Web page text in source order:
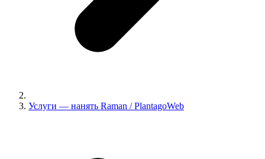
Услуги — нанять Raman / PlantagoWeb